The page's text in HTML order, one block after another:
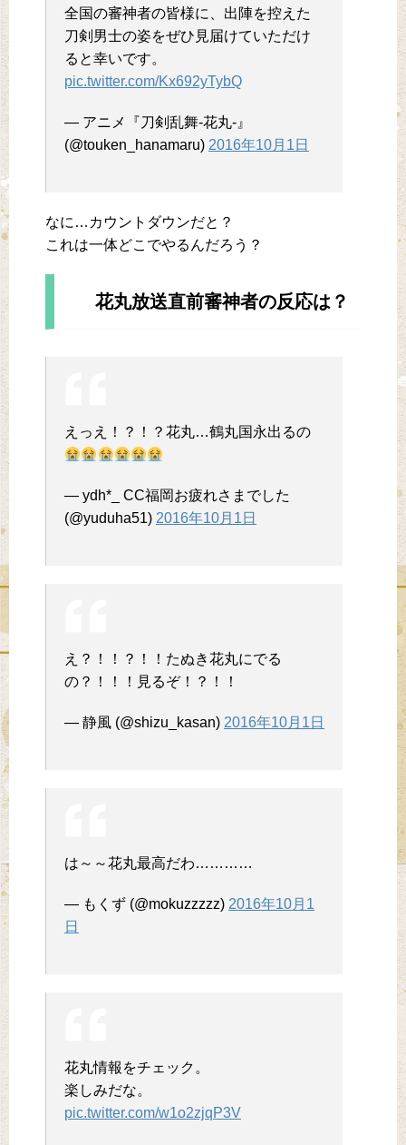
全国の審神者の皆様に、出陣を控えた
刀剣男士の姿をぜひ見届けていただけ
ると幸いです。
pic.twitter.com/Kx692yTybQ
— アニメ『刀剣乱舞-花丸-』
(@touken_hanamaru) 2016年10月1日
なに…カウントダウンだと？
これは一体どこでやるんだろう？
花丸放送直前審神者の反応は？
えっえ！？！？花丸…鶴丸国永出るの
— ydh*_ CC福岡お疲れさまでした
(@yuduha51) 2016年10月1日
え？！！？！！たぬき花丸にでる
の？！！！見るぞ！？！！
— 静風 (@shizu_kasan) 2016年10月1日
は～～花丸最高だわ…………
— もくず (@mokuzzzzz) 2016年10月1
日
花丸情報をチェック。
楽しみだな。
pic.twitter.com/w1o2zjqP3V